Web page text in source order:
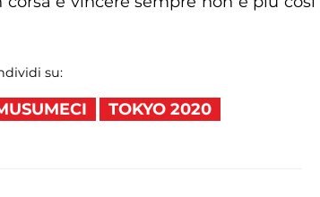
su:
TOKYO 2020